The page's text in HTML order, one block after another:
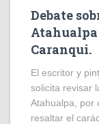
Debate
Caranqui.
El escritor y
solicita revisar
Atahualpa, por
resaltar el